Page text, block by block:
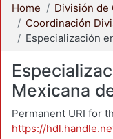
Home
Mexicana
Permanent URI for
https://